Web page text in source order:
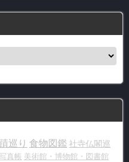
巡り 食物図鑑 社寺仏閣巡
真帳 美術館・博物館・図書館